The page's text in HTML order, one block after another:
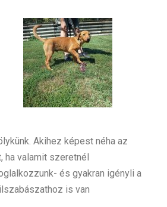
Akihez képest néha az
ha valamit szeretnél
és gyakran igényli a
is van